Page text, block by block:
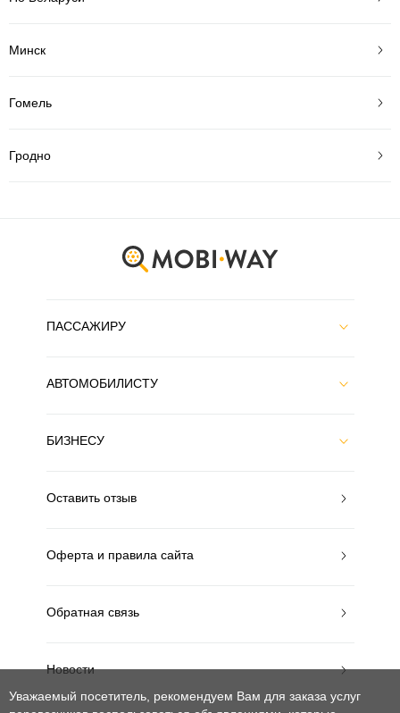
Минск
Гомель
Гродно
ПАССАЖИРУ
АВТОМОБИЛИСТУ
БИЗНЕСУ
Оставить отзыв
Оферта и правила сайта
Обратная связь
Новости
Уважаемый посетитель, рекомендуем Вам для заказа услуг